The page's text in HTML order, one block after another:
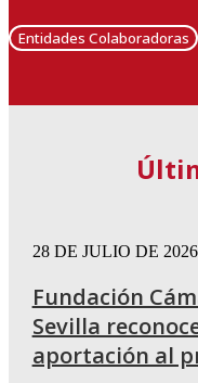
Entidades Colaboradoras
28 DE JULIO DE 2026
Fundación
Sevilla
aportación al